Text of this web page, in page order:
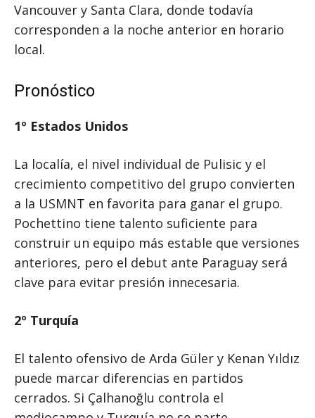
Vancouver y Santa Clara, donde todavía
corresponden a la noche anterior en horario
local.
Pronóstico
1º Estados Unidos
La localía, el nivel individual de Pulisic y el
crecimiento competitivo del grupo convierten
a la USMNT en favorita para ganar el grupo.
Pochettino tiene talento suficiente para
construir un equipo más estable que versiones
anteriores, pero el debut ante Paraguay será
clave para evitar presión innecesaria.
2º Turquía
El talento ofensivo de Arda Güler y Kenan Yıldız
puede marcar diferencias en partidos
cerrados. Si Çalhanoğlu controla el